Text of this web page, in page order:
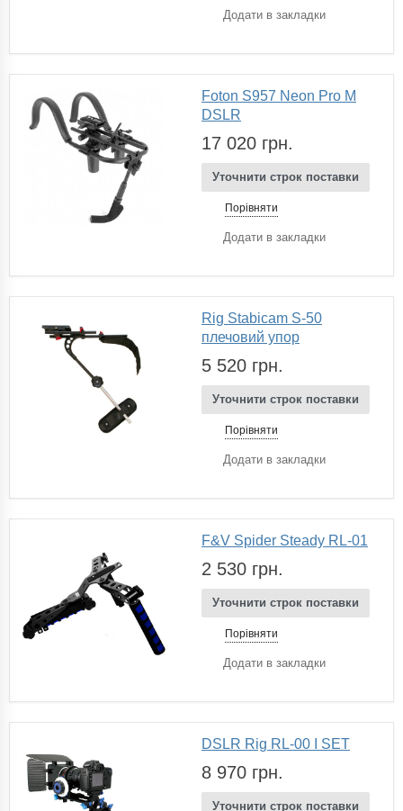
Додати в закладки
Foton S957 Neon Pro M
DSLR
17 020 грн.
Уточнити строк поставки
Порівняти
Додати в закладки
Rig Stabicam S-50
плечовий упор
5 520 грн.
Уточнити строк поставки
Порівняти
Додати в закладки
F&V Spider Steady RL-01
2 530 грн.
Уточнити строк поставки
Порівняти
Додати в закладки
DSLR Rig RL-00 I SET
8 970 грн.
Уточнити строк поставки